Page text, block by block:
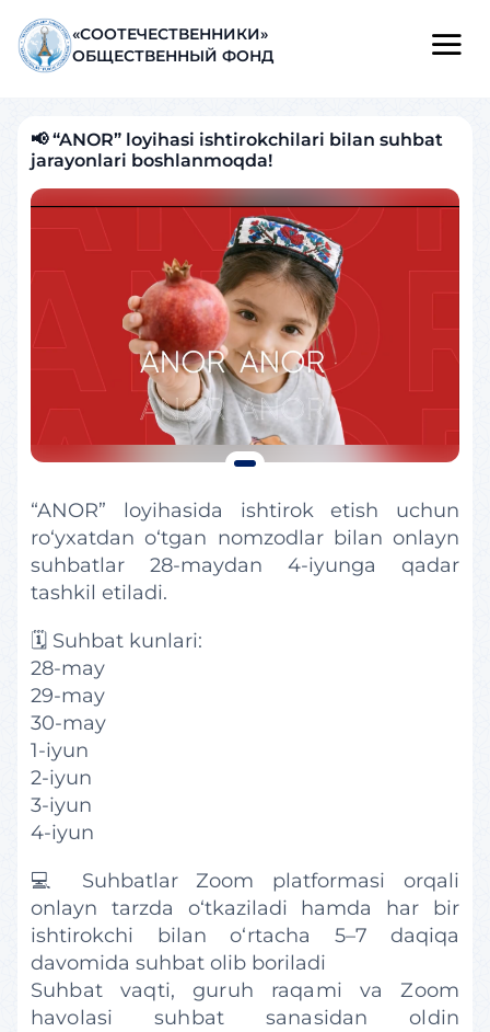
«СООТЕЧЕСТВЕННИКИ»
ОБЩЕСТВЕННЫЙ ФОНД
📢 “ANOR” loyihasi ishtirokchilari bilan suhbat
jarayonlari boshlanmoqda!
“ANOR” loyihasida ishtirok etish uchun
ro‘yxatdan o‘tgan nomzodlar bilan onlayn
suhbatlar 28-maydan 4-iyunga qadar
tashkil etiladi.
🗓 Suhbat kunlari:
28-may
29-may
30-may
1-iyun
2-iyun
3-iyun
4-iyun
💻 Suhbatlar Zoom platformasi orqali
onlayn tarzda o‘tkaziladi hamda har bir
ishtirokchi bilan o‘rtacha 5–7 daqiqa
davomida suhbat olib boriladi
Suhbat vaqti, guruh raqami va Zoom
havolasi suhbat sanasidan oldin